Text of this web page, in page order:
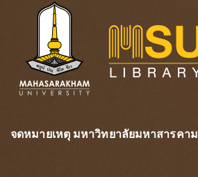
จดหมายเหตุ มหาวิทยาลัยมหาสารคาม